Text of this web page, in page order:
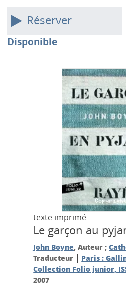
Réserver
Disponible
texte imprimé
Le garçon au
John Boyne, Auteur ;
Traducteur | Paris :
Collection Folio junior,
2007